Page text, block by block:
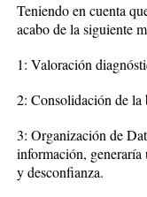
Teniendo en cuenta
acabo de la siguiente
1: Valoración
2: Consolidación de la
3: Organización de
información, generaría
y desconfianza.